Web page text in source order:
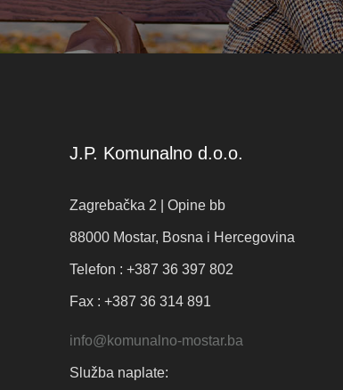
J.P. Komunalno d.o.o.
Zagrebačka 2 | Opine bb
88000 Mostar, Bosna i Hercegovina
Telefon : +387 36 397 802
Fax : +387 36 314 891
info@komunalno-mostar.ba
Služba naplate: